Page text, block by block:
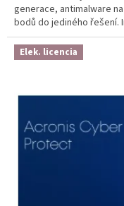
generace, antimalware
bodů do jediného řešení.
Elek. licencia